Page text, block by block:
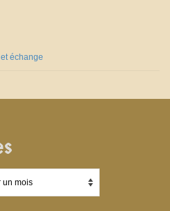
échange